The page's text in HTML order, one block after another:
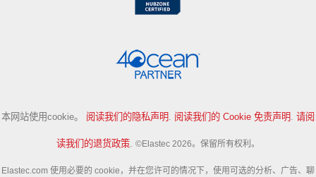
本网站使用cookie。 阅读我们的隐私声明. 阅读我们的 Cookie 免责声明. 请阅
读我们的退货政策. ©Elastec 2026。保留所有权利。
Elastec.com 使用必要的 cookie，并在您许可的情况下，使用可选的分析、广告、聊